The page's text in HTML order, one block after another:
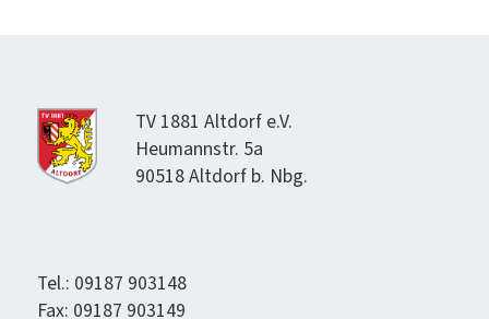
TV 1881 Alt­dorf e.V.
Heumannstr. 5a
90518 Alt­dorf b. Nbg.
Tel.: 09187 903148
Fax: 09187 903149